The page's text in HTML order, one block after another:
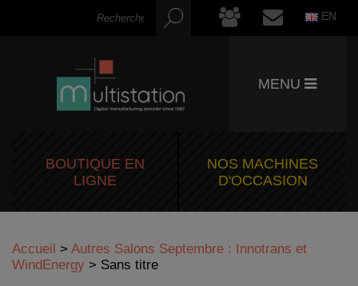
EN
MENU
BOUTIQUE EN
LIGNE
NOS MACHINES
D'OCCASION
Accueil > Autres Salons Septembre : Innotrans et
WindEnergy > Sans titre